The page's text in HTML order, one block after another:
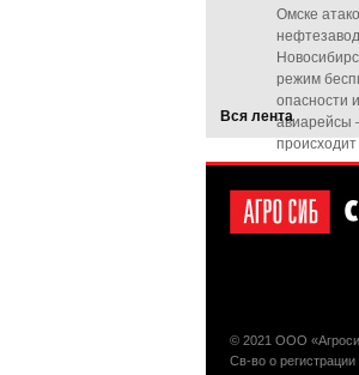
Омске
режим
опасности
авиарейсы
происходит
Вся лента
© 2021 ООО
Св-во о